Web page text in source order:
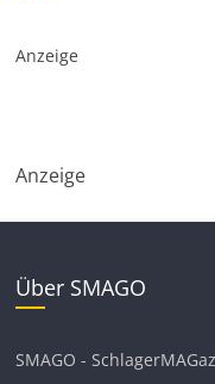
Anzeige
Anzeige
Über SMAGO
SMAGO -